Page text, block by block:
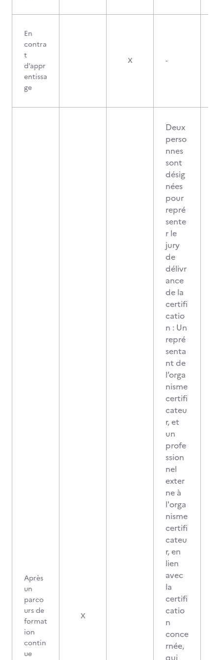
En
contra
t
d’appr
entissa
ge
X -
Après
un
parco
urs de
format
ion
contin
ue
X
Deux
perso
nnes
sont
désig
nées
pour
repré
sente
r le
jury
de
délivr
ance
de la
certifi
catio
n : Un
repré
senta
nt de
l’orga
nisme
certifi
cateu
r, et
un
profe
ssion
nel
exter
ne à
l'orga
nisme
certifi
cateu
r, en
lien
avec
la
certifi
catio
n
conce
rnée,
qui